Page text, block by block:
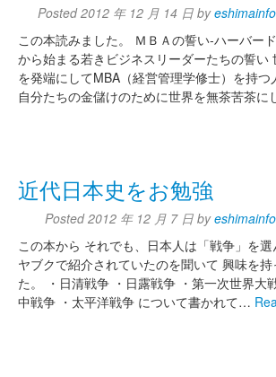
Posted2012 年 12 月 14 日 byeshimainfo
この本読みました。 ＭＢＡの誓い‐ハーバー
から始まる若きビジネスリーダーたちの誓い
を発端にしてMBA（経営管理学修士）を持つ
自分たちの金儲けのために世界を無茶苦茶
近代日本史をお勉強
Posted2012 年 12 月 7 日 byeshimainfo
この本から それでも、日本人は「戦争」を
ヤブクで紹介されていたのを聞いて 興味を
た。 ・日清戦争 ・日露戦争 ・第一次世界大
中戦争 ・太平洋戦争 について書かれて…